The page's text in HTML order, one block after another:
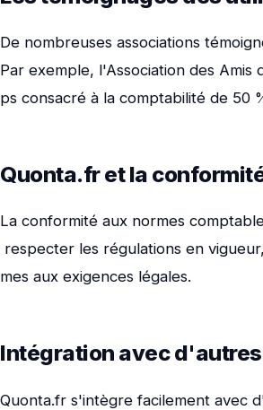
De nombreuses associations
Par exemple, l'Association des
ps consacré à la comptabilité de 50
Quonta.fr et la
La conformité aux normes
respecter les régulations en
mes aux exigences légales.
Intégration avec
Quonta.fr s'intègre facilement avec